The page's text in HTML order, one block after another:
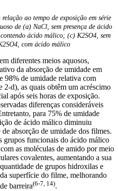
ao tempo de exposição em série
de (a) NaCl, sem presença de ácido
ácido málico; (c) K2SO4, sem
com ácido málico
diferentes meios aquosos,
da absorção de umidade em
98% de umidade relativa com
2-d), as quais obtêm um acréscimo
após seis horas de exposição.
diferenças consideráveis
para 75% de umidade
de ácido málico diminuiu
absorção de umidade dos filmes.
grupos funcionais do ácido málico
as moléculas de amido por meio
covalentes, aumentando a sua
de grupos hidroxilas e
superfície do filme, melhorando
barreira(6-7, 14).